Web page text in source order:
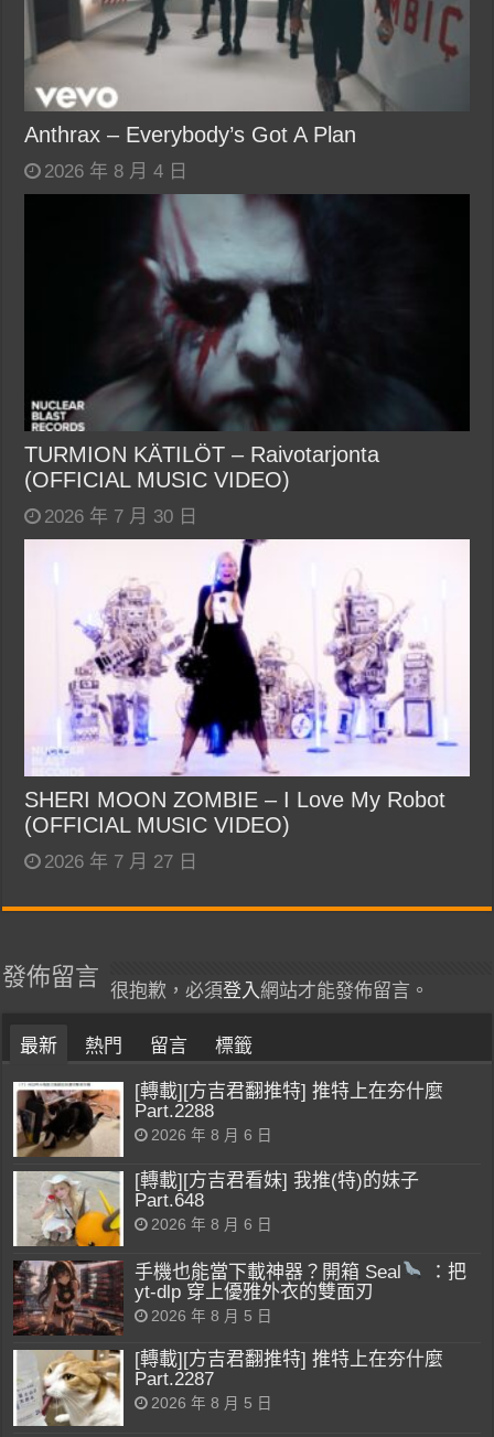
Anthrax – Everybody’s Got A Plan
2026 年 8 月 4 日
TURMION KÄTILÖT – Raivotarjonta
(OFFICIAL MUSIC VIDEO)
2026 年 7 月 30 日
SHERI MOON ZOMBIE – I Love My Robot
(OFFICIAL MUSIC VIDEO)
2026 年 7 月 27 日
發佈留言
很抱歉，必須登入網站才能發佈留言。
最新 熱門 留言 標籤
[轉載][方吉君翻推特] 推特上在夯什麼
Part.2288
2026 年 8 月 6 日
[轉載][方吉君看妹] 我推(特)的妹子
Part.648
2026 年 8 月 6 日
手機也能當下載神器？開箱 Seal
：把
yt-dlp 穿上優雅外衣的雙面刃
2026 年 8 月 5 日
[轉載][方吉君翻推特] 推特上在夯什麼
Part.2287
2026 年 8 月 5 日